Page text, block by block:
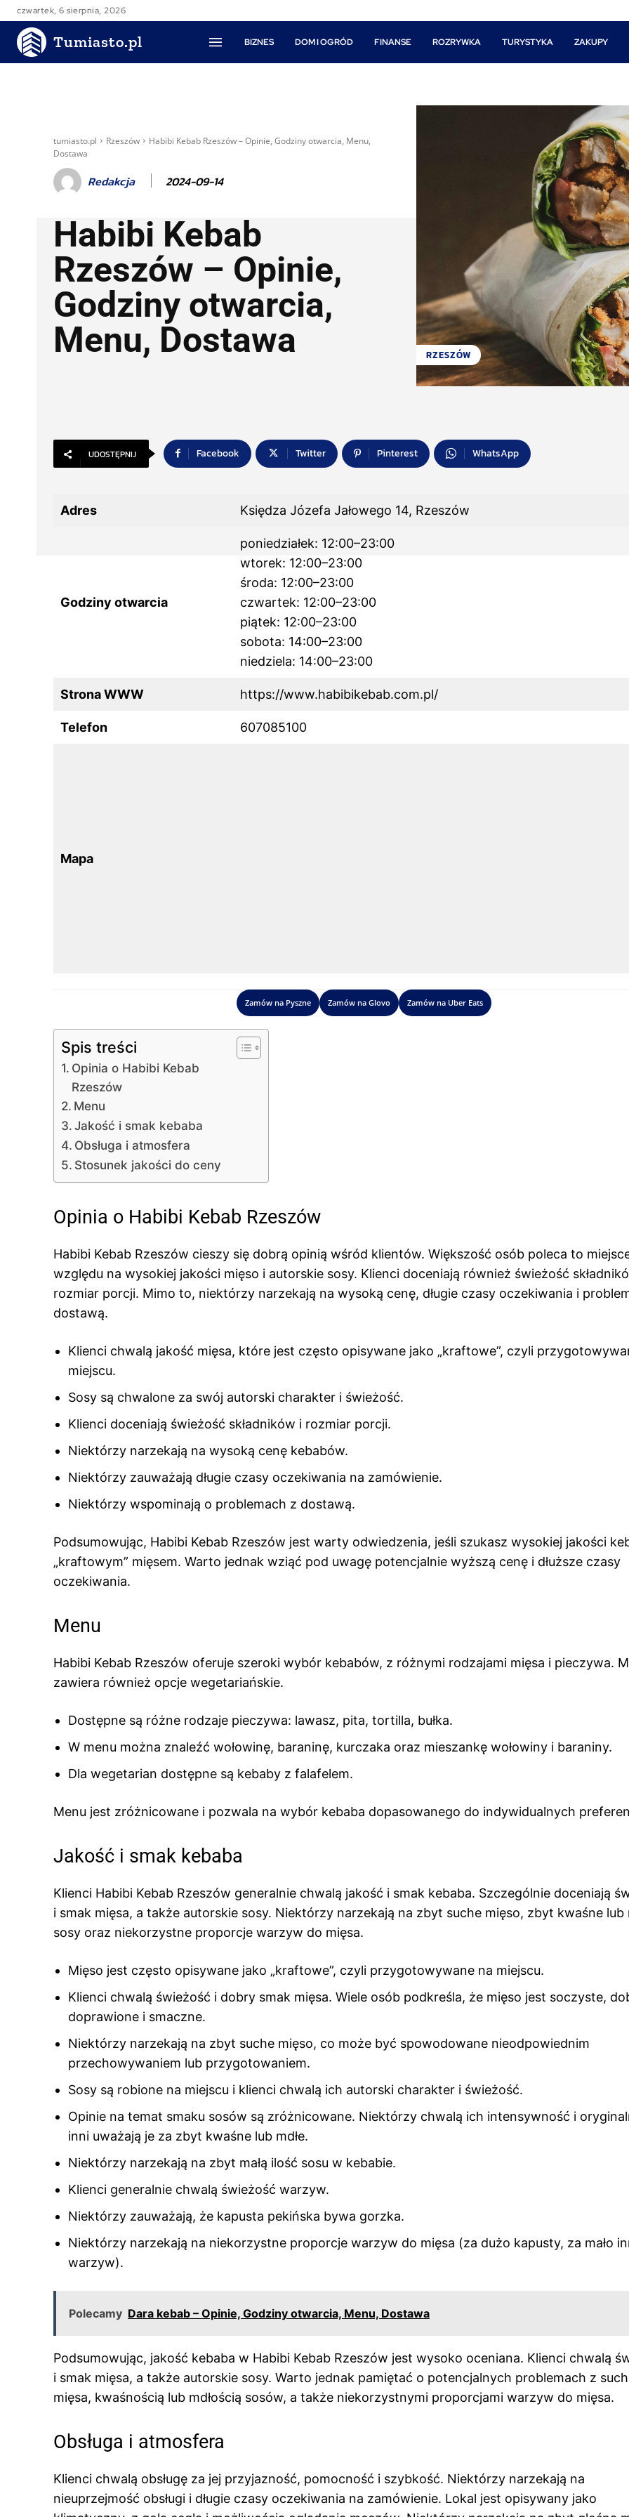
czwartek, 6 sierpnia, 2026
Tumiasto.pl BIZNES DOM I OGRÓD FINANSE ROZRYWKA TURYSTYKA ZAKUPY
tumiasto.pl Rzeszów
Habibi Kebab Rzeszów – Opinie, Godziny otwarcia, Menu,
Dostawa
Redakcja 2024-09-14
Habibi Kebab
Rzeszów – Opinie,
Godziny otwarcia,
Menu, Dostawa
RZESZÓW
UDOSTĘPNIJ Facebook Twitter Pinterest WhatsApp
Adres Księdza Józefa Jałowego 14, Rzeszów
Godziny otwarcia
poniedziałek: 12:00–23:00
wtorek: 12:00–23:00
środa: 12:00–23:00
czwartek: 12:00–23:00
piątek: 12:00–23:00
sobota: 14:00–23:00
niedziela: 14:00–23:00
Strona WWW https://www.habibikebab.com.pl/
Telefon 607085100
Mapa
Zamów na Pyszne Zamów na Glovo Zamów na Uber Eats
Spis treści
Opinia o Habibi Kebab
Rzeszów
Menu
Jakość i smak kebaba
Obsługa i atmosfera
Stosunek jakości do ceny
Opinia o Habibi Kebab Rzeszów
Habibi Kebab Rzeszów cieszy się dobrą opinią wśród klientów. Większość osób poleca to
względu na wysokiej jakości mięso i autorskie sosy. Klienci doceniają również świeżość
rozmiar porcji. Mimo to, niektórzy narzekają na wysoką cenę, długie czasy oczekiwania i
dostawą.
Klienci chwalą jakość mięsa, które jest często opisywane jako „kraftowe”, czyli
miejscu.
Sosy są chwalone za swój autorski charakter i świeżość.
Klienci doceniają świeżość składników i rozmiar porcji.
Niektórzy narzekają na wysoką cenę kebabów.
Niektórzy zauważają długie czasy oczekiwania na zamówienie.
Niektórzy wspominają o problemach z dostawą.
Podsumowując, Habibi Kebab Rzeszów jest warty odwiedzenia, jeśli szukasz wysokiej jakości
„kraftowym” mięsem. Warto jednak wziąć pod uwagę potencjalnie wyższą cenę i dłuższe czasy
oczekiwania.
Menu
Habibi Kebab Rzeszów oferuje szeroki wybór kebabów, z różnymi rodzajami mięsa i pieczywa.
zawiera również opcje wegetariańskie.
Dostępne są różne rodzaje pieczywa: lawasz, pita, tortilla, bułka.
W menu można znaleźć wołowinę, baraninę, kurczaka oraz mieszankę wołowiny i baraniny.
Dla wegetarian dostępne są kebaby z falafelem.
Menu jest zróżnicowane i pozwala na wybór kebaba dopasowanego do indywidualnych
Jakość i smak kebaba
Klienci Habibi Kebab Rzeszów generalnie chwalą jakość i smak kebaba. Szczególnie doceniają
i smak mięsa, a także autorskie sosy. Niektórzy narzekają na zbyt suche mięso, zbyt kwaśne lub
sosy oraz niekorzystne proporcje warzyw do mięsa.
Mięso jest często opisywane jako „kraftowe”, czyli przygotowywane na miejscu.
Klienci chwalą świeżość i dobry smak mięsa. Wiele osób podkreśla, że mięso jest soczyste,
doprawione i smaczne.
Niektórzy narzekają na zbyt suche mięso, co może być spowodowane nieodpowiednim
przechowywaniem lub przygotowaniem.
Sosy są robione na miejscu i klienci chwalą ich autorski charakter i świeżość.
Opinie na temat smaku sosów są zróżnicowane. Niektórzy chwalą ich intensywność i
inni uważają je za zbyt kwaśne lub mdłe.
Niektórzy narzekają na zbyt małą ilość sosu w kebabie.
Klienci generalnie chwalą świeżość warzyw.
Niektórzy zauważają, że kapusta pekińska bywa gorzka.
Niektórzy narzekają na niekorzystne proporcje warzyw do mięsa (za dużo kapusty, za mało
warzyw).
Polecamy Dara kebab – Opinie, Godziny otwarcia, Menu, Dostawa
Podsumowując, jakość kebaba w Habibi Kebab Rzeszów jest wysoko oceniana. Klienci chwalą
i smak mięsa, a także autorskie sosy. Warto jednak pamiętać o potencjalnych problemach z
mięsa, kwaśnością lub mdłością sosów, a także niekorzystnymi proporcjami warzyw do mięsa.
Obsługa i atmosfera
Klienci chwalą obsługę za jej przyjazność, pomocność i szybkość. Niektórzy narzekają na
nieuprzejmość obsługi i długie czasy oczekiwania na zamówienie. Lokal jest opisywany jako